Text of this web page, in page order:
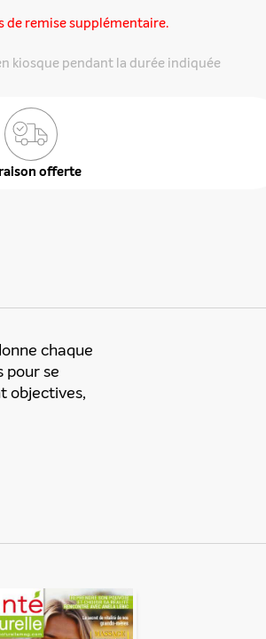
de remise supplémentaire.
kiosque pendant la durée indiquée
offerte
responsable de
ne pas envoyer
duquel elles seront
chaque
pour se
objectives,